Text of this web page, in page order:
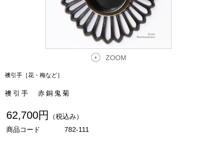
ZOOM
襖引手［花・梅など］
襖引手 赤銅鬼菊
62,700円
（税込み）
商品コード
782-111